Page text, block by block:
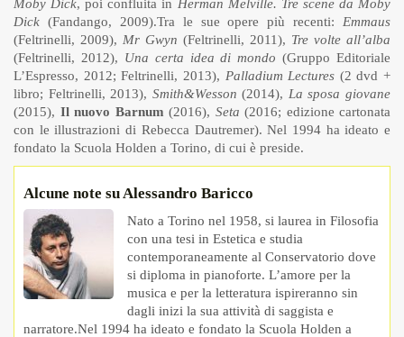
Moby Dick, poi confluita in Herman Melville. Tre scene da Moby
Dick (Fandango, 2009).Tra le sue opere più recenti: Emmaus
(Feltrinelli, 2009), Mr Gwyn (Feltrinelli, 2011), Tre volte all’alba
(Feltrinelli, 2012), Una certa idea di mondo (Gruppo Editoriale
L’Espresso, 2012; Feltrinelli, 2013), Palladium Lectures (2 dvd +
libro; Feltrinelli, 2013), Smith&Wesson (2014), La sposa giovane
(2015), Il nuovo Barnum (2016), Seta (2016; edizione cartonata
con le illustrazioni di Rebecca Dautremer). Nel 1994 ha ideato e
fondato la Scuola Holden a Torino, di cui è preside.
Alcune note su Alessandro Baricco
Nato a Torino nel 1958, si laurea in Filosofia
con una tesi in Estetica e studia
contemporaneamente al Conservatorio dove
si diploma in pianoforte. L’amore per la
musica e per la letteratura ispireranno sin
dagli inizi la sua attività di saggista e
narratore.Nel 1994 ha ideato e fondato la Scuola Holden a